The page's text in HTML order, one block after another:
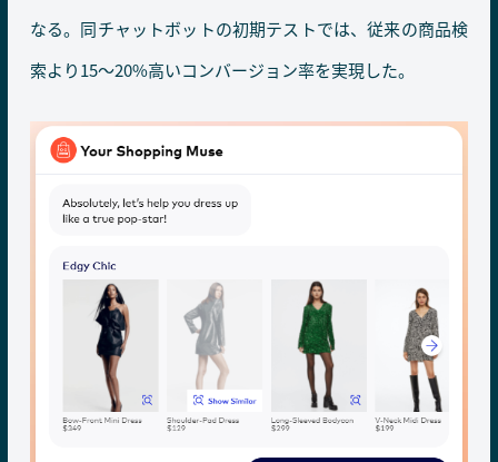
なる。同チャットボットの初期テストでは、従来の商品検
索より15～20%高いコンバージョン率を実現した。